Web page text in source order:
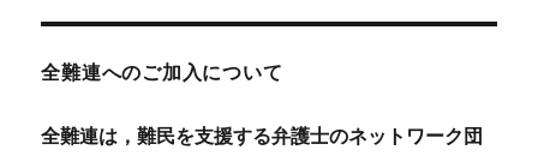
全難連へのご加入について
全難連は，難民を支援する弁護士のネットワーク団